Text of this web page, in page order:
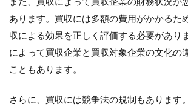
あります。買収には多額の費用がかかるた
収による効果を正しく評価する必要があり
によって買収企業と買収対象企業の文化の
こともあります。
さらに、買収には競争法の規制もあります